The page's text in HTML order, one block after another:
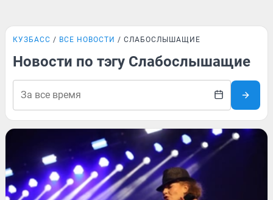
КУЗБАСС ВСЕ НОВОСТИ СЛАБОСЛЫШАЩИЕ
Новости по тэгу Слабослышащие